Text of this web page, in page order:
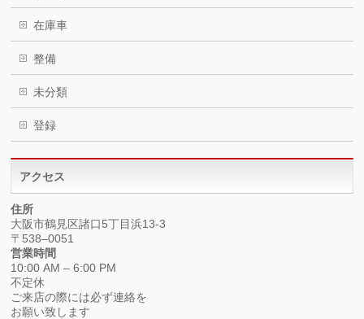
在庫車
整備
未分類
登録
アクセス
住所
大阪市鶴見区諸口5丁目浜13-3
〒538–0051
営業時間
10:00 AM – 6:00 PM
不定休
ご来店の際には必ず連絡を
お願い致します